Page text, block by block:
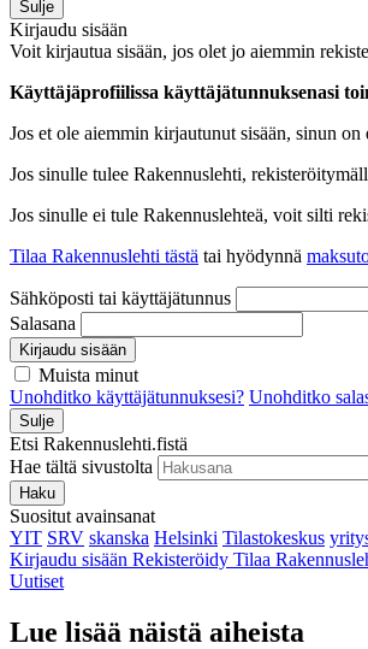
Sulje
Kirjaudu sisään
Voit kirjautua sisään, jos olet jo aiemmin
Käyttäjäprofiilissa käyttäjätunnuksenasi
Jos et ole aiemmin kirjautunut sisään, sinun on
Jos sinulle tulee Rakennuslehti,
Jos sinulle ei tule Rakennuslehteä, voit silti
Tilaa Rakennuslehti tästä tai hyödynnä
Sähköposti tai käyttäjätunnus
Salasana
Kirjaudu sisään
Muista minut
Unohditko käyttäjätunnuksesi? Unohditko
Sulje
Etsi Rakennuslehti.fistä
Hae tältä sivustolta
Haku
Suositut avainsanat
YIT SRV skanska Helsinki Tilastokeskus
Kirjaudu sisään Rekisteröidy Tilaa
Uutiset
Lue lisää näistä aiheista